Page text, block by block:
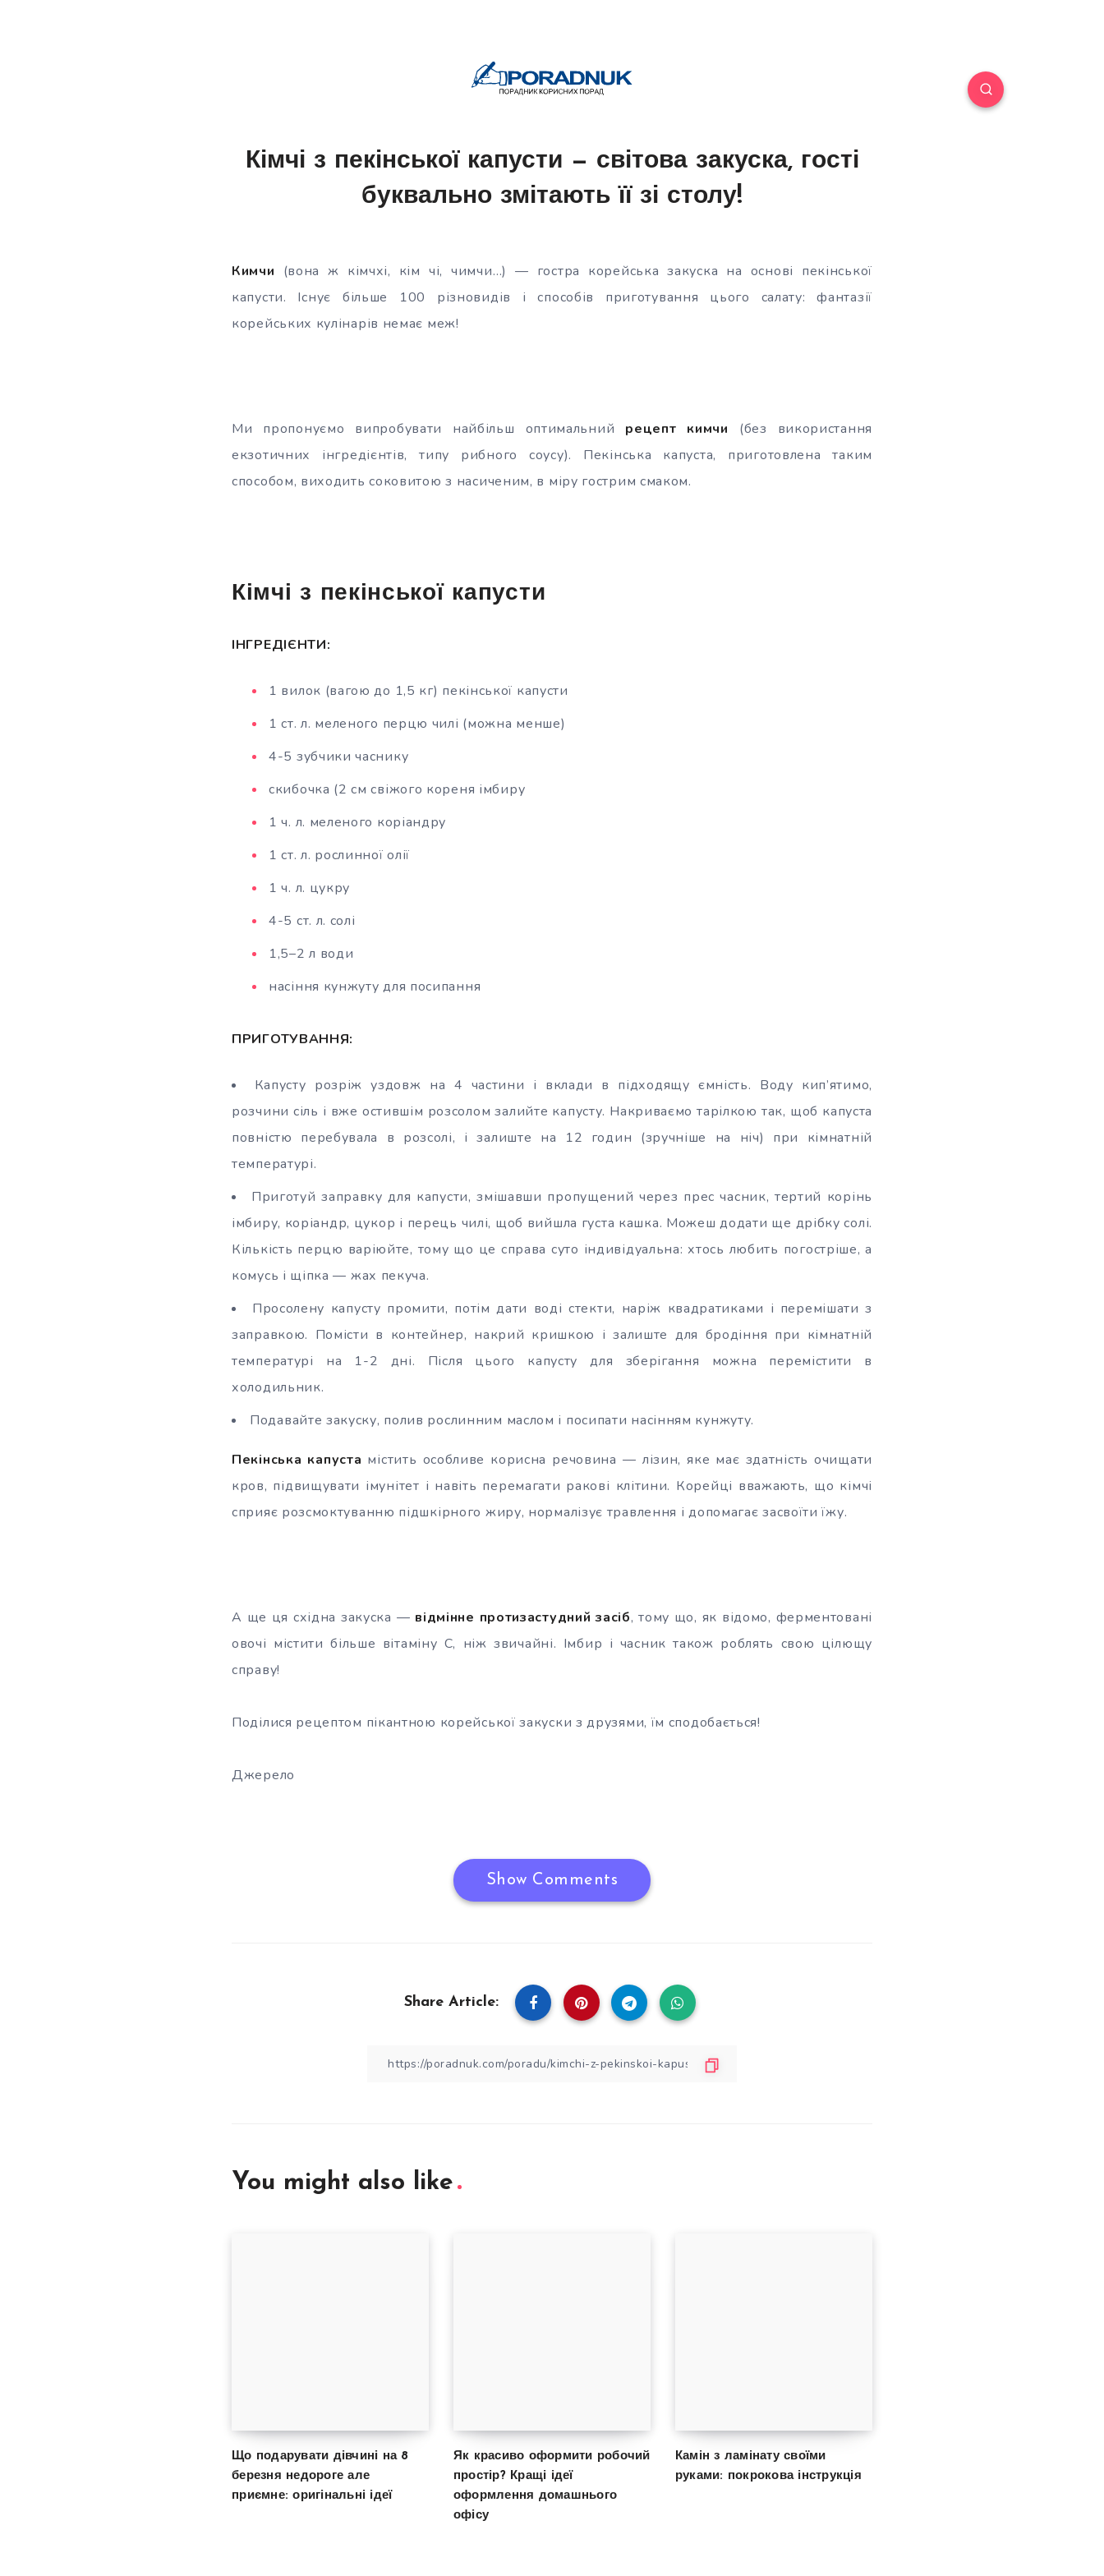
Кімчі з пекінської капусти — світова закуска, гості
буквально змітають її зі столу!
Кимчи (вона ж кімчхі, кім чі, чимчи…) — гостра корейська закуска на основі пекінської
капусти. Існує більше 100 різновидів і способів приготування цього салату: фантазії
корейських кулінарів немає меж!
Ми пропонуємо випробувати найбільш оптимальний рецепт кимчи (без використання
екзотичних інгредієнтів, типу рибного соусу). Пекінська капуста, приготовлена таким
способом, виходить соковитою з насиченим, в міру гострим смаком.
Кімчі з пекінської капусти
ІНГРЕДІЄНТИ:
1 вилок (вагою до 1,5 кг) пекінської капусти
1 ст. л. меленого перцю чилі (можна менше)
4-5 зубчики часнику
скибочка (2 см свіжого кореня імбиру
1 ч. л. меленого коріандру
1 ст. л. рослинної олії
1 ч. л. цукру
4-5 ст. л. солі
1,5–2 л води
насіння кунжуту для посипання
ПРИГОТУВАННЯ:
Капусту розріж уздовж на 4 частини і вклади в підходящу ємність. Воду кип’ятимо,
розчини сіль і вже остившім розсолом залийте капусту. Накриваємо тарілкою так, щоб капуста
повністю перебувала в розсолі, і залиште на 12 годин (зручніше на ніч) при кімнатній
температурі.
Приготуй заправку для капусти, змішавши пропущений через прес часник, тертий корінь
імбиру, коріандр, цукор і перець чилі, щоб вийшла густа кашка. Можеш додати ще дрібку солі.
Кількість перцю варіюйте, тому що це справа суто індивідуальна: хтось любить погостріше, а
комусь і щіпка — жах пекуча.
Просолену капусту промити, потім дати воді стекти, наріж квадратиками і перемішати з
заправкою. Помісти в контейнер, накрий кришкою і залиште для бродіння при кімнатній
температурі на 1-2 дні. Після цього капусту для зберігання можна перемістити в
холодильник.
Подавайте закуску, полив рослинним маслом і посипати насінням кунжуту.
Пекінська капуста містить особливе корисна речовина — лізин, яке має здатність очищати
кров, підвищувати імунітет і навіть перемагати ракові клітини. Корейці вважають, що кімчі
сприяє розсмоктуванню підшкірного жиру, нормалізує травлення і допомагає засвоїти їжу.
А ще ця східна закуска — відмінне протизастудний засіб, тому що, як відомо, ферментовані
овочі містити більше вітаміну С, ніж звичайні. Імбир і часник також роблять свою цілющу
справу!
Поділися рецептом пікантною корейської закуски з друзями, їм сподобається!
Джерело
Show Comments
Share Article:
You might also like
Що подарувати дівчині на 8
березня недороге але
приємне: оригінальні ідеї
Як красиво оформити робочий
простір? Кращі ідеї
оформлення домашнього
офісу
Камін з ламінату своїми
руками: покрокова інструкція